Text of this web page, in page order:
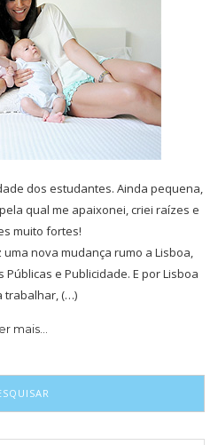
dos estudantes. Ainda pequena,
qual me apaixonei, criei raízes e
muito fortes!
nova mudança rumo a Lisboa,
e Publicidade. E por Lisboa
trabalhar, (…)
mais…